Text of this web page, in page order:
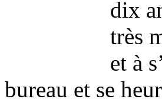
dix
très
et à
bureau et se